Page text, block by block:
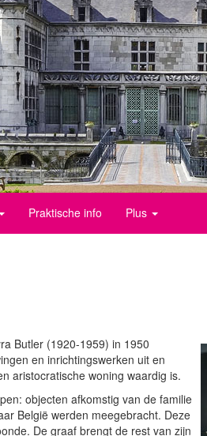
Praktische info Plus
Butler (1920-1959) in 1950
en inrichtingswerken uit en
aristocratische woning waardig is.
objecten afkomstig van de familie
België werden meegebracht. Deze
De graaf brengt de rest van zijn